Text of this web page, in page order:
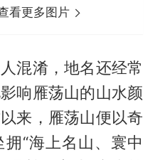
看更多图片
混淆，地名还经常
响雁荡山的山水颜
来，雁荡山便以奇
“海上名山、寰中